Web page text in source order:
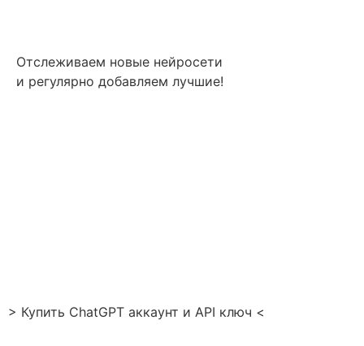
Отслеживаем новые нейросети
и регулярно добавляем лучшие!
> Купить ChatGPT аккаунт и API ключ <